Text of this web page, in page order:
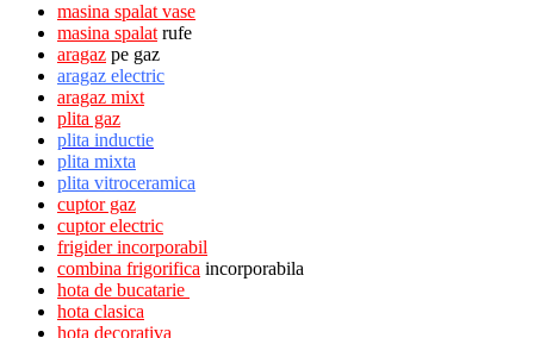
masina spalat vase
masina spalatrufe
aragaz pe gaz
aragaz electric
aragaz mixt
plita gaz
plita inductie
plita mixta
plita vitroceramica
cuptor gaz
cuptor electric
frigider incorporabil
combina frigorifica incorporabila
hota de bucatarie
hota clasica
hota decorativa